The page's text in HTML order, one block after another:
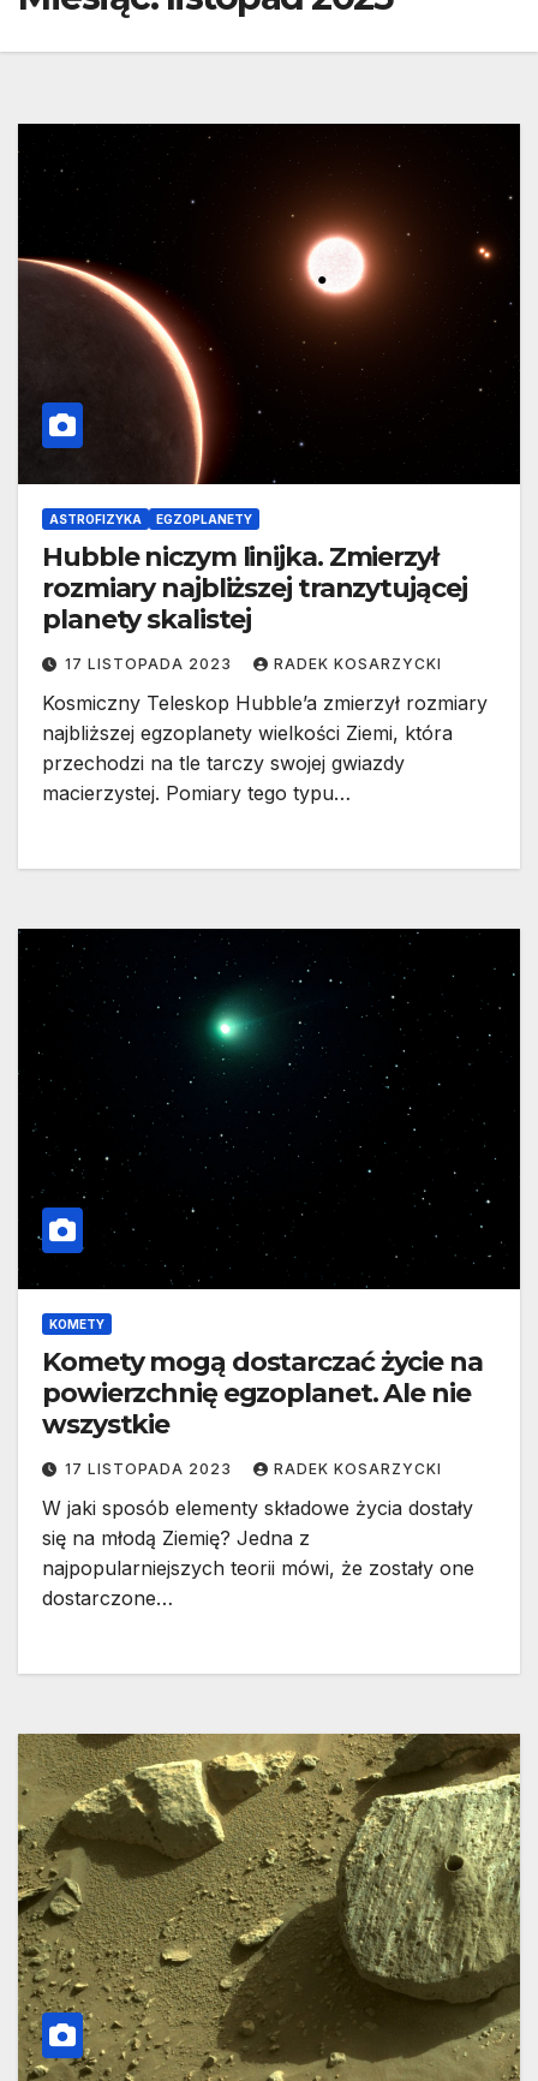
ASTROFIZYKA EGZOPLANETY
Hubble niczym linijka. Zmierzył
rozmiary najbliższej tranzytującej
planety skalistej
17 LISTOPADA 2023 RADEK KOSARZYCKI
Kosmiczny Teleskop Hubble’a zmierzył rozmiary
najbliższej egzoplanety wielkości Ziemi, która
przechodzi na tle tarczy swojej gwiazdy
macierzystej. Pomiary tego typu…
KOMETY
Komety mogą dostarczać życie na
powierzchnię egzoplanet. Ale nie
wszystkie
17 LISTOPADA 2023 RADEK KOSARZYCKI
W jaki sposób elementy składowe życia dostały
się na młodą Ziemię? Jedna z
najpopularniejszych teorii mówi, że zostały one
dostarczone…